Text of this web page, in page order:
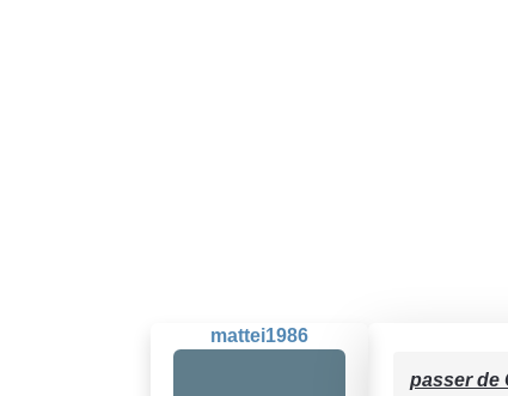
mattei1986
passer de